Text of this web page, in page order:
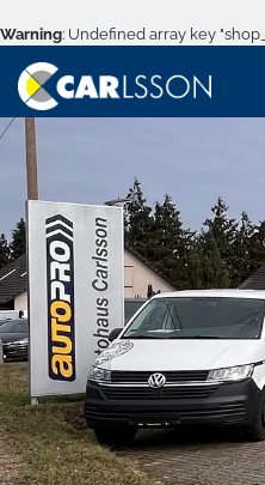
Warning: Undefined array key